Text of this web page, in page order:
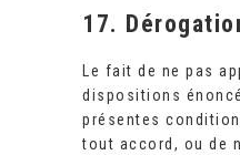
17.
Le fait de ne pas
dispositions
présentes
tout accord, ou de